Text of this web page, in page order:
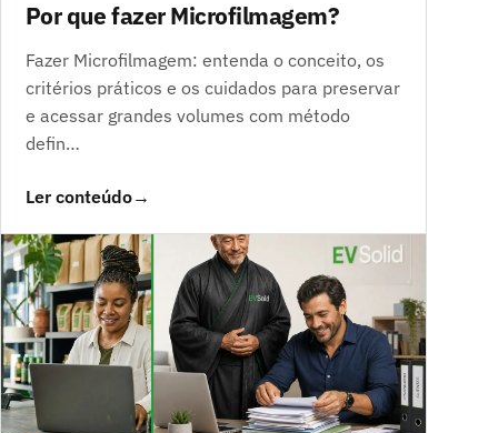
Por que fazer Microfilmagem?
Fazer Microfilmagem: entenda o conceito, os
critérios práticos e os cuidados para preservar
e acessar grandes volumes com método
defin…
Ler conteúdo→